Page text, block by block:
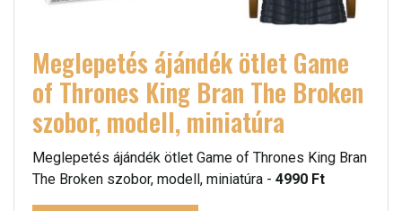
Meglepetés ájándék ötlet Game
of Thrones King Bran The Broken
szobor, modell, miniatúra
Meglepetés ájándék ötlet Game of Thrones King Bran
The Broken szobor, modell, miniatúra - 4990 Ft